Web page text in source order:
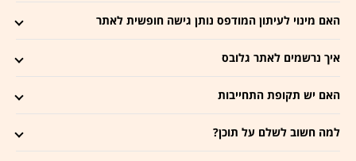
האם מינוי לעיתון המודפס נותן גישה חופשית לאתר
איך נרשמים לאתר גלובס
האם יש תקופת התחייבות
למה חשוב לשלם על תוכן?